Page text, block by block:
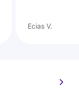
Ecias V.